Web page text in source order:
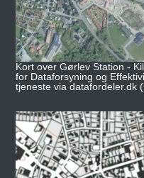
Kort over Gørlev Station -
for Dataforsyning og
tjeneste via datafordeler.dk